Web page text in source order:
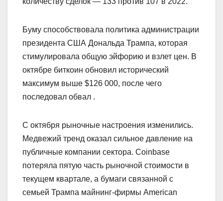
Буму способствовала политика администрации
президента США Дональда Трампа, которая
стимулировала общую эйфорию и взлет цен. В
октябре биткоин обновил исторический
максимум выше $126 000, после чего
последовал обвал .
С октября рыночные настроения изменились.
Медвежий тренд оказал сильное давление на
публичные компании сектора. Coinbase
потеряла пятую часть рыночной стоимости в
текущем квартале, а бумаги связанной с
семьей Трампа майнинг-фирмы American